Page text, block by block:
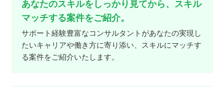
あなたのスキルをしっかり見てから、スキル
マッチする案件をご紹介。
サポート経験豊富なコンサルタントがあなたの実現し
たいキャリアや働き方に寄り添い、スキルにマッチす
る案件をご紹介いたします。